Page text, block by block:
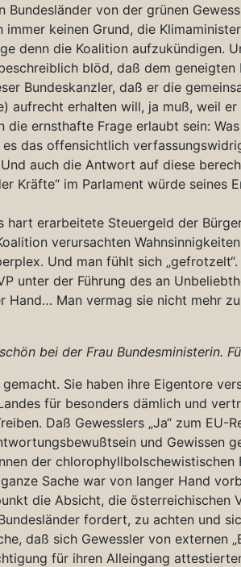
Bundesländer von der grünen
keinen Grund, die
denn die Koalition aufzukündigen.
blöd, daß dem
Bundeskanzler, daß er die
aufrecht erhalten will, ja muß, weil
die ernsthafte Frage erlaubt sein:
das offensichtlich
auch die Antwort auf diese
Kräfte“ im Parlament würde seines
hart erarbeitete Steuergeld der
verursachten
Und man fühlt sich „gefrotzelt“.
unter der Führung des an
Hand… Man vermag sie nicht mehr
bei der Frau Bundesministerin.
Sie haben ihre Eigentore
für besonders dämlich und
Daß Gewesslers „Ja“ zum EU-
und Gewissen
der
Sache war von langer Hand
die Absicht, die österreichischen
fordert, zu achten und
daß sich Gewessler von externen
für ihren Alleingang